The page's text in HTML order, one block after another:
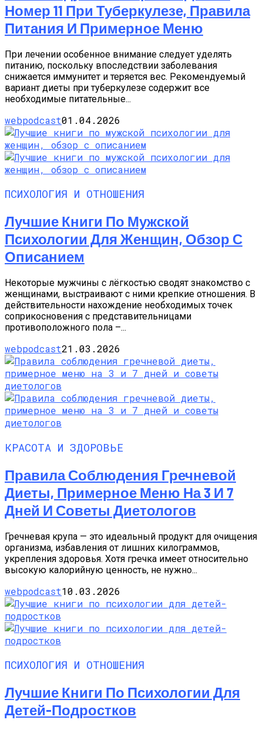
Номер 11 При Туберкулезе, Правила
Питания И Примерное Меню
При лечении особенное внимание следует уделять
питанию, поскольку впоследствии заболевания
снижается иммунитет и теряется вес. Рекомендуемый
вариант диеты при туберкулезе содержит все
необходимые питательные...
webpodcast01.04.2026
ПСИХОЛОГИЯ И ОТНОШЕНИЯ
Лучшие Книги По Мужской
Психологии Для Женщин, Обзор С
Описанием
Некоторые мужчины с лёгкостью сводят знакомство с
женщинами, выстраивают с ними крепкие отношения. В
действительности нахождение необходимых точек
соприкосновения с представительницами
противоположного пола –...
webpodcast21.03.2026
КРАСОТА И ЗДОРОВЬЕ
Правила Соблюдения Гречневой
Диеты, Примерное Меню На 3 И 7
Дней И Советы Диетологов
Гречневая крупа — это идеальный продукт для очищения
организма, избавления от лишних килограммов,
укрепления здоровья. Хотя гречка имеет относительно
высокую калорийную ценность, не нужно...
webpodcast10.03.2026
ПСИХОЛОГИЯ И ОТНОШЕНИЯ
Лучшие Книги По Психологии Для
Детей-Подростков